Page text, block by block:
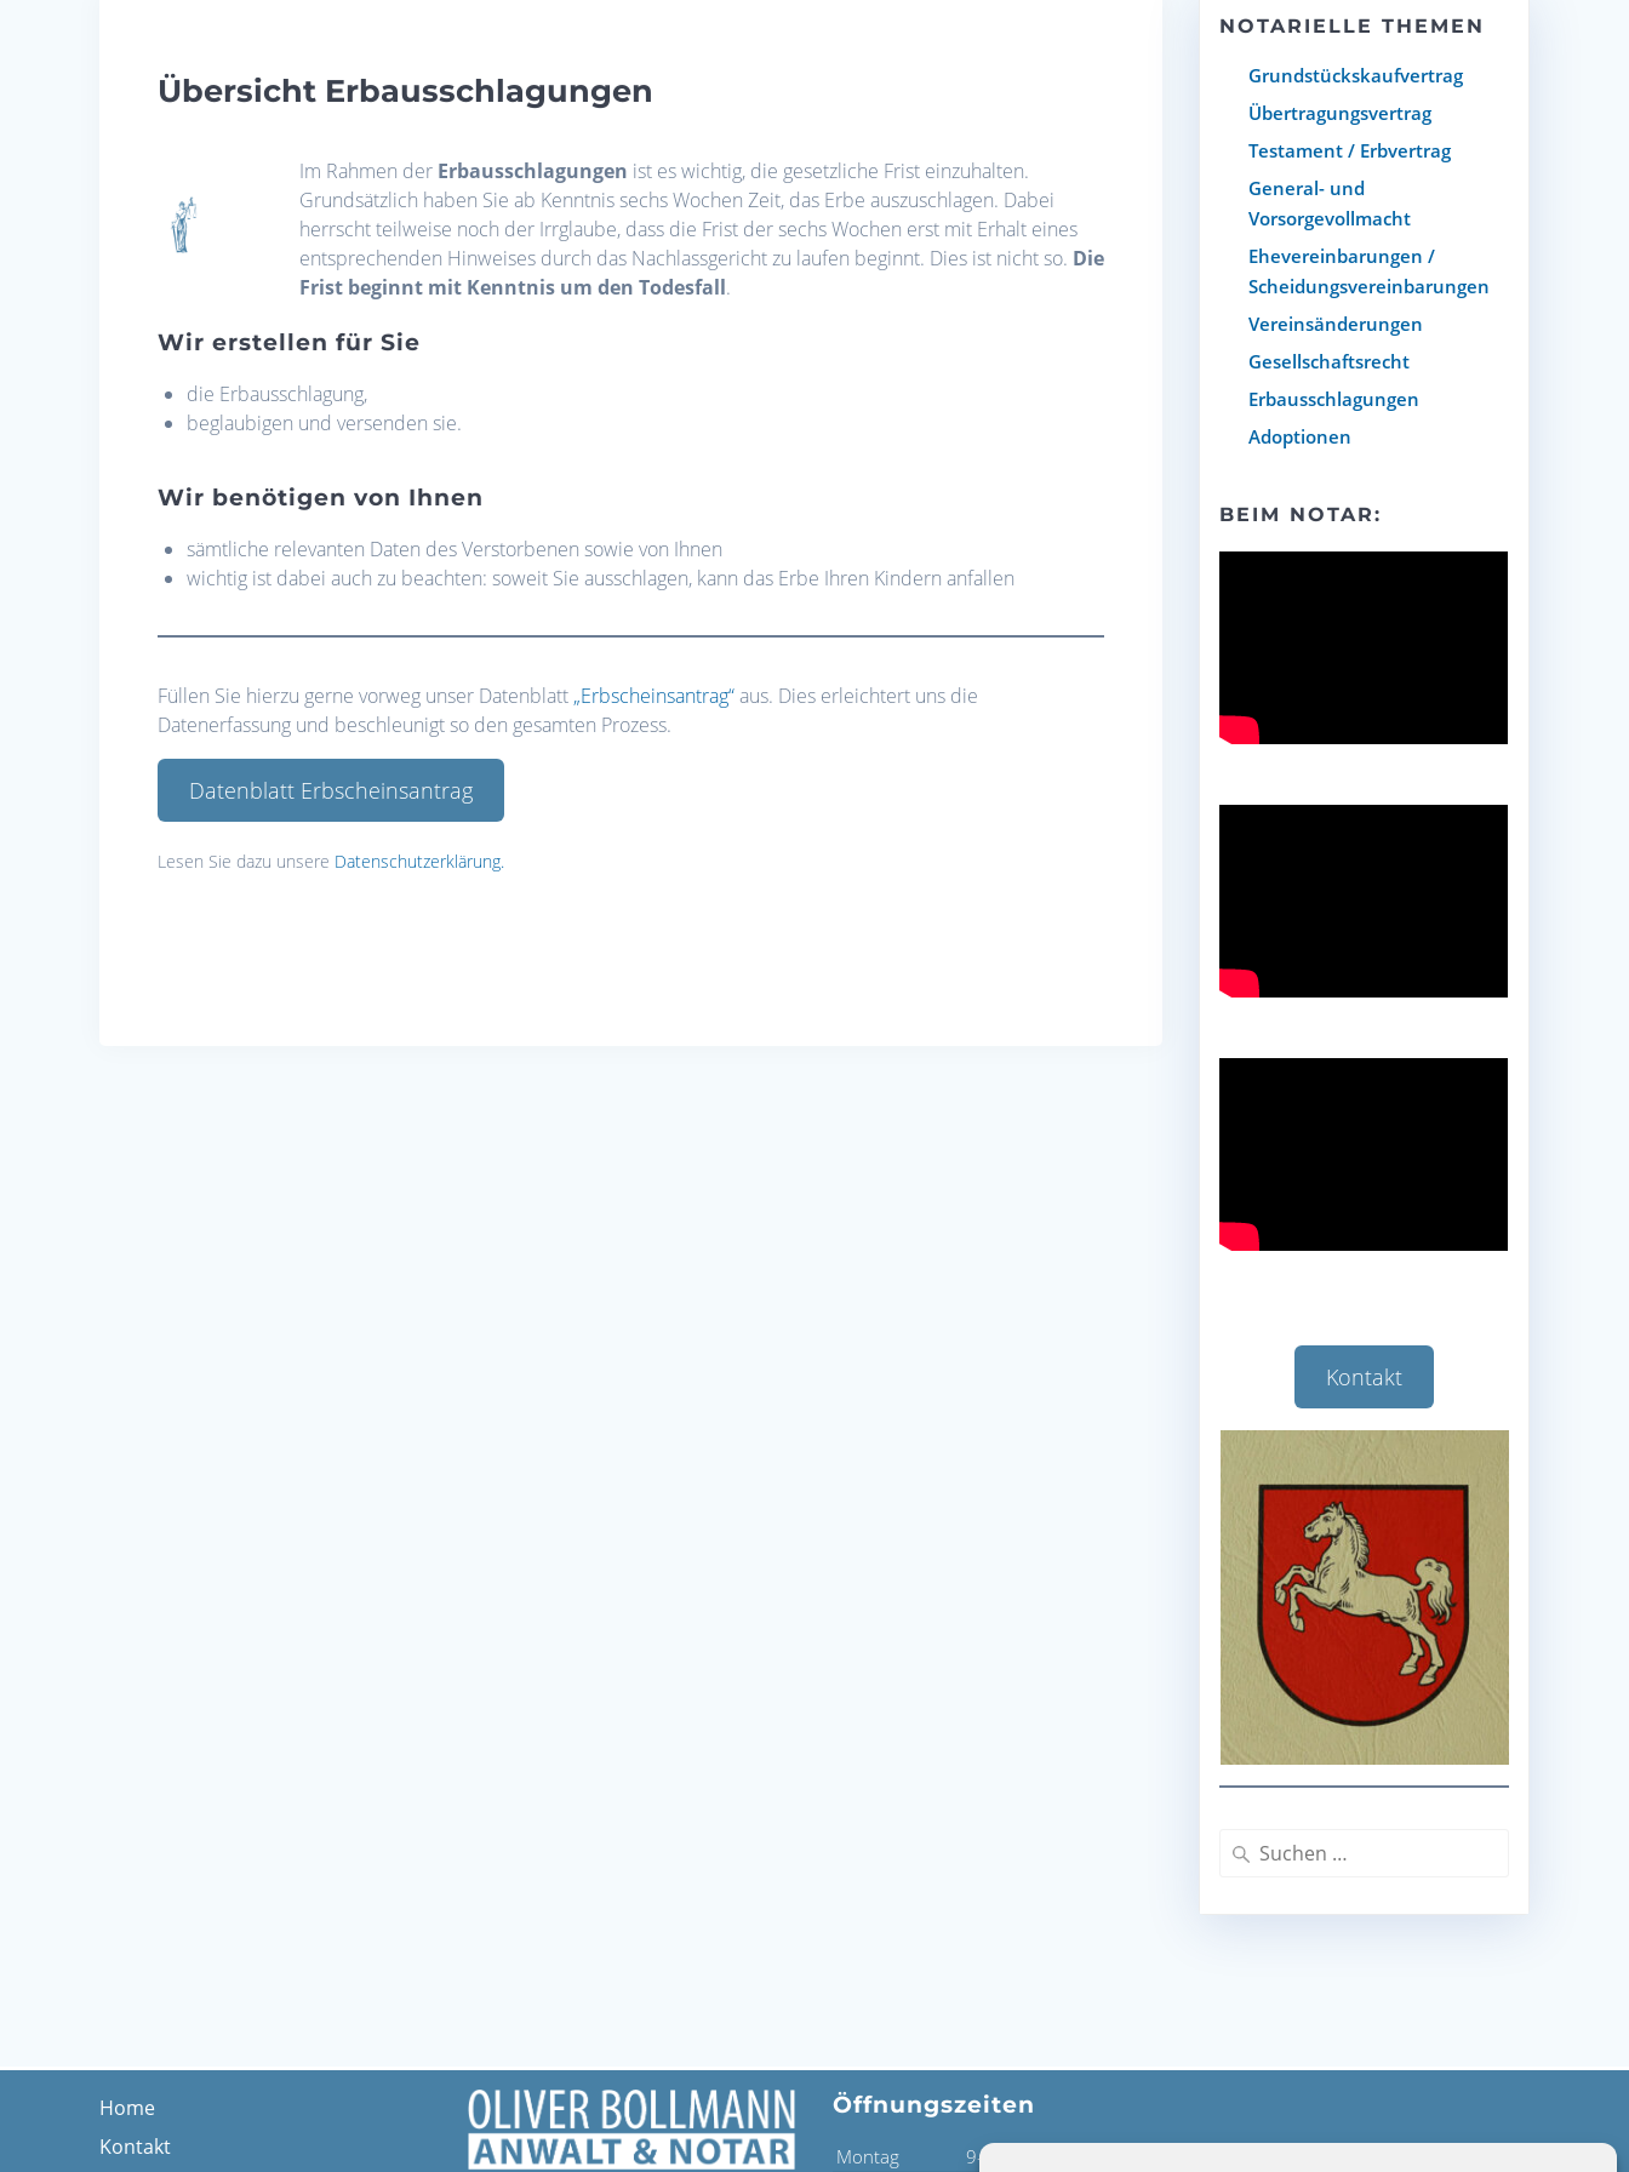
Übersicht Erbausschlagungen
Im Rahmen der Erbausschlagungen ist es wichtig, die gesetzliche Frist einzuhalten.
Grundsätzlich haben Sie ab Kenntnis sechs Wochen Zeit, das Erbe auszuschlagen. Dabei
herrscht teilweise noch der Irrglaube, dass die Frist der sechs Wochen erst mit Erhalt eines
entsprechenden Hinweises durch das Nachlassgericht zu laufen beginnt. Dies ist nicht so. Die
Frist beginnt mit Kenntnis um den Todesfall.
Wir erstellen für Sie
die Erbausschlagung,
beglaubigen und versenden sie.
Wir benötigen von Ihnen
sämtliche relevanten Daten des Verstorbenen sowie von Ihnen
wichtig ist dabei auch zu beachten: soweit Sie ausschlagen, kann das Erbe Ihren Kindern anfallen
Füllen Sie hierzu gerne vorweg unser Datenblatt „Erbscheinsantrag“aus. Dies erleichtert uns die
Datenerfassung und beschleunigt so den gesamten Prozess.
Datenblatt Erbscheinsantrag
Lesen Sie dazu unsere Datenschutzerklärung.
NOTARIELLE THEMEN
Grundstückskaufvertrag
Übertragungsvertrag
Testament / Erbvertrag
General- und
Vorsorgevollmacht
Ehevereinbarungen /
Scheidungsvereinbarungen
Vereinsänderungen
Gesellschaftsrecht
Erbausschlagungen
Adoptionen
BEIM NOTAR:
Kontakt
Suche
Home
Kontakt
Öffnungszeiten
Montag 9-12 Uhr